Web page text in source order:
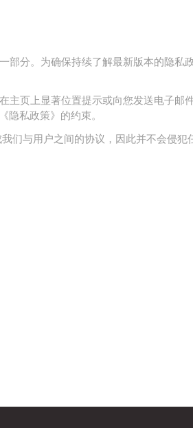
部分。为确保持续了解最新版本的隐私
主页上显著位置提示或向您发送电子邮
隐私政策》的约束。
们与用户之间的协议，因此并不会侵犯